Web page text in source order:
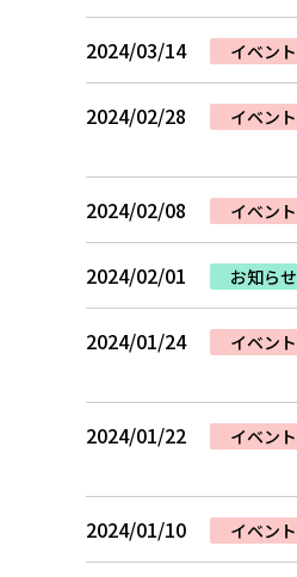
2024/03/14 イベント
2024/02/28 イベント
2024/02/08 イベント
2024/02/01 お知らせ
2024/01/24 イベント
2024/01/22 イベント
2024/01/10 イベント